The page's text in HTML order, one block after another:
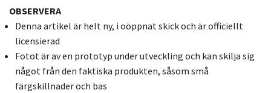
OBSERVERA
Denna artikel är helt ny, i oöppnat skick och är officiellt
licensierad
Fotot är av en prototyp under utveckling och kan skilja sig
något från den faktiska produkten, såsom små
färgskillnader och bas